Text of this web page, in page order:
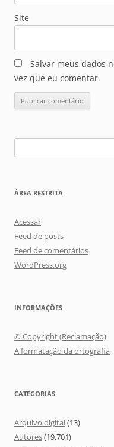
Site
Salvar meus dados
vez que eu comentar.
por:
ÁREA RESTRITA
Acessar
Feed de posts
Feed de comentários
WordPress.org
INFORMAÇÕES
© Copyright (Reclamação)
A formatação da ortografia
CATEGORIAS
Arquivo digital(13)
Autores(19.701)